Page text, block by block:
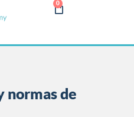
0
normas de